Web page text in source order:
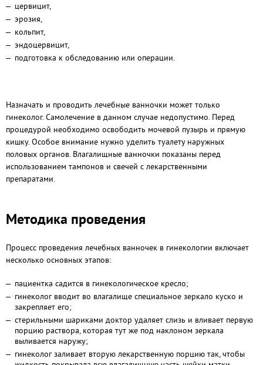
цервицит,
эрозия,
кольпит,
эндоцервицит,
подготовка к обследованию или операции.
Назначать и проводить лечебные ванночки может только
гинеколог. Самолечение в данном случае недопустимо. Перед
процедурой необходимо освободить мочевой пузырь и прямую
кишку. Особое внимание нужно уделить туалету наружных
половых органов. Влагалищные ванночки показаны перед
использованием тампонов и свечей с лекарственными
препаратами.
Методика проведения
Процесс проведения лечебных ванночек в гинекологии включает
несколько основных этапов:
пациентка садится в гинекологическое кресло;
гинеколог вводит во влагалище специальное зеркало куско и
закрепляет его;
стерильными шариками доктор удаляет слизь и вливает первую
порцию раствора, которая тут же под наклоном зеркала
выливается наружу;
гинеколог заливает вторую лекарственную порцию так, чтобы